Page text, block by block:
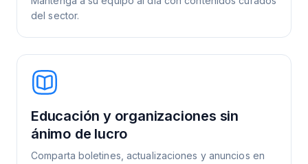
del sector.
Educación y organizaciones sin
ánimo de lucro
Comparta boletines, actualizaciones y anuncios en